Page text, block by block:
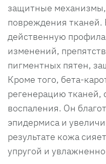
защитные
повреждения тканей.
действенную
изменений,
пигментных пятен,
Кроме того, бета-
регенерацию тканей,
воспаления. Он
эпидермиса и
результате кожа
упругой и